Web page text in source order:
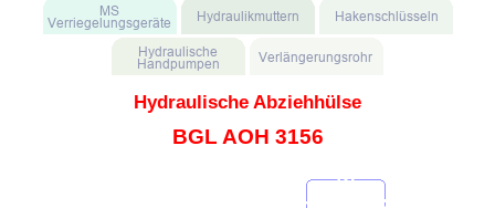
Hydraulische Abziehhülse
BGL AOH 3156